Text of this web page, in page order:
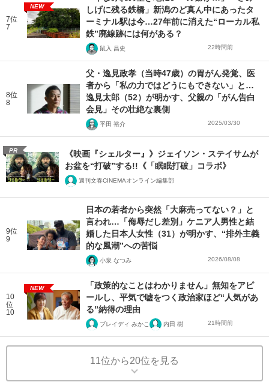
7位
7
NEW
しげに残る鉄橋」新潟のど真ん中にあったタ
ーミナル駅は今…27年前に消えた“ローカル私
鉄”廃線跡には何がある？
鼠入 昌史 22時間前
8位
8
父・逸見政孝（当時47歳）の胃がん発覚、医
者から「私の力ではどうにもできない」と…
逸見太郎（52）が明かす、父親の「がん告白
会見」その壮絶な裏側
平田 裕介 2025/03/30
PR
《映画『シェルター』》ジェイソン・ステイサムが
お盆を“打破”する!!《「眠眠打破」コラボ》
週刊文春CINEMAオンライン編集部
9位
9
日本の若者から突然「大麻売ってない？」と
言われ…「侮辱だし差別」ケニア人男性と結
婚した日本人女性（31）が明かす、“排外主義
的な風潮”への苦悩
小泉 なつみ 2026/08/08
10
位
10
NEW
「政策的なことはわかりません」無知をアピ
ールし、平気で嘘をつく政治家ほど“人気があ
る”納得の理由
ブレイディ みかこ 内田 樹 21時間前
11位から20位を見る